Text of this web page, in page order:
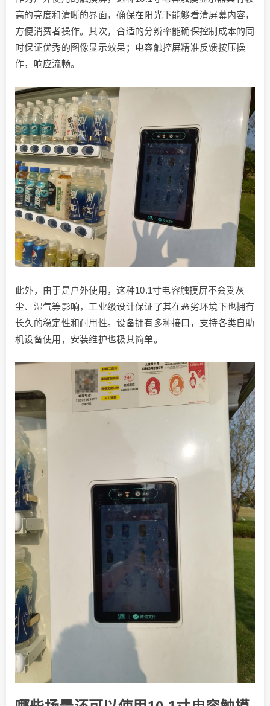
高的亮度和清晰的界面，确保在阳光下能够看清屏幕内容，
方便消费者操作。其次，合适的分辨率能确保控制成本的同
时保证优秀的图像显示效果；电容触控屏精准反馈按压操
作，响应流畅。
此外，由于是户外使用，这种10.1寸电容触摸屏不会受灰
尘、湿气等影响，工业级设计保证了其在恶劣环境下也拥有
长久的稳定性和耐用性。设备拥有多种接口，支持各类自助
机设备使用，安装维护也极其简单。